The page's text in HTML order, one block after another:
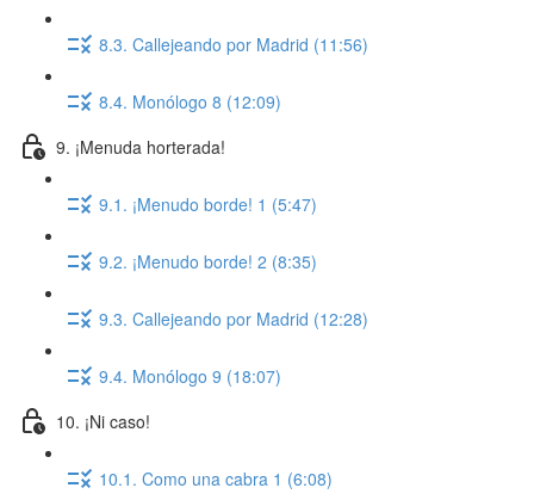
8.3. Callejeando por Madrid (11:56)
8.4. Monólogo 8 (12:09)
9. ¡Menuda horterada!
9.1. ¡Menudo borde! 1 (5:47)
9.2. ¡Menudo borde! 2 (8:35)
9.3. Callejeando por Madrid (12:28)
9.4. Monólogo 9 (18:07)
10. ¡Ni caso!
10.1. Como una cabra 1 (6:08)